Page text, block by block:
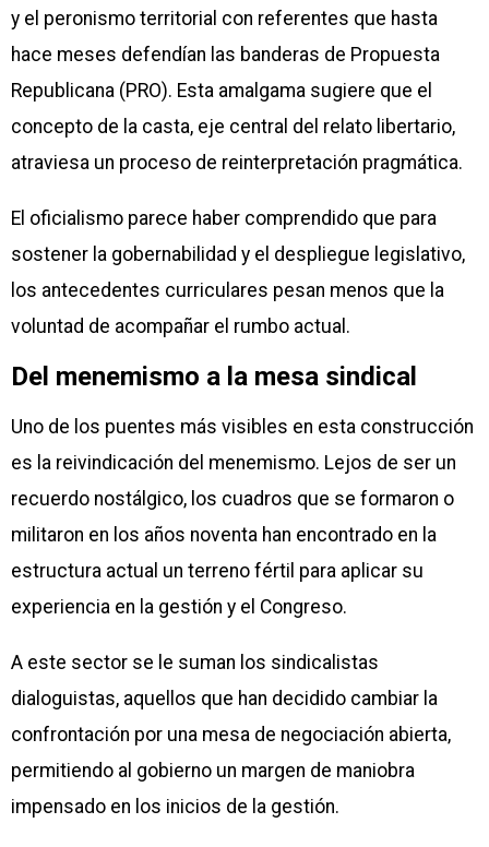
y el peronismo territorial con referentes que hasta
hace meses defendían las banderas de Propuesta
Republicana (PRO). Esta amalgama sugiere que el
concepto de la casta, eje central del relato libertario,
atraviesa un proceso de reinterpretación pragmática.
El oficialismo parece haber comprendido que para
sostener la gobernabilidad y el despliegue legislativo,
los antecedentes curriculares pesan menos que la
voluntad de acompañar el rumbo actual.
Del menemismo a la mesa sindical
Uno de los puentes más visibles en esta construcción
es la reivindicación del menemismo. Lejos de ser un
recuerdo nostálgico, los cuadros que se formaron o
militaron en los años noventa han encontrado en la
estructura actual un terreno fértil para aplicar su
experiencia en la gestión y el Congreso.
A este sector se le suman los sindicalistas
dialoguistas, aquellos que han decidido cambiar la
confrontación por una mesa de negociación abierta,
permitiendo al gobierno un margen de maniobra
impensado en los inicios de la gestión.